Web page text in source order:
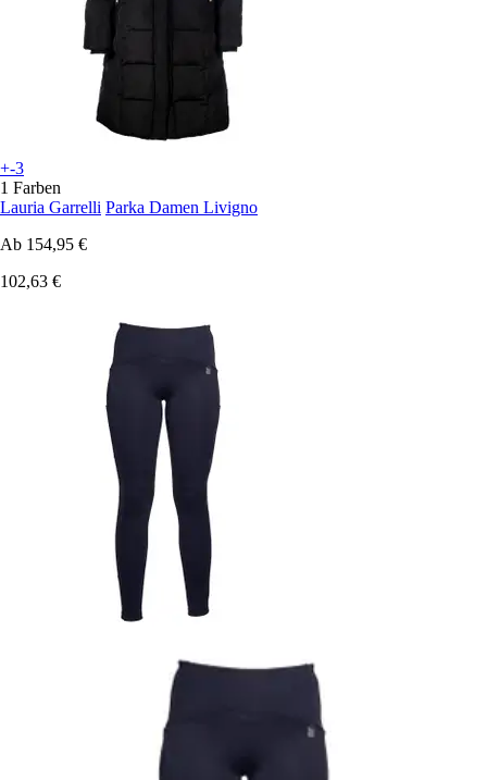
+-3
1 Farben
Lauria Garrelli Parka Damen Livigno
Ab 154,95 €
102,63 €